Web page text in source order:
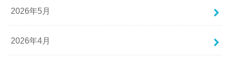
2026年5月
2026年4月